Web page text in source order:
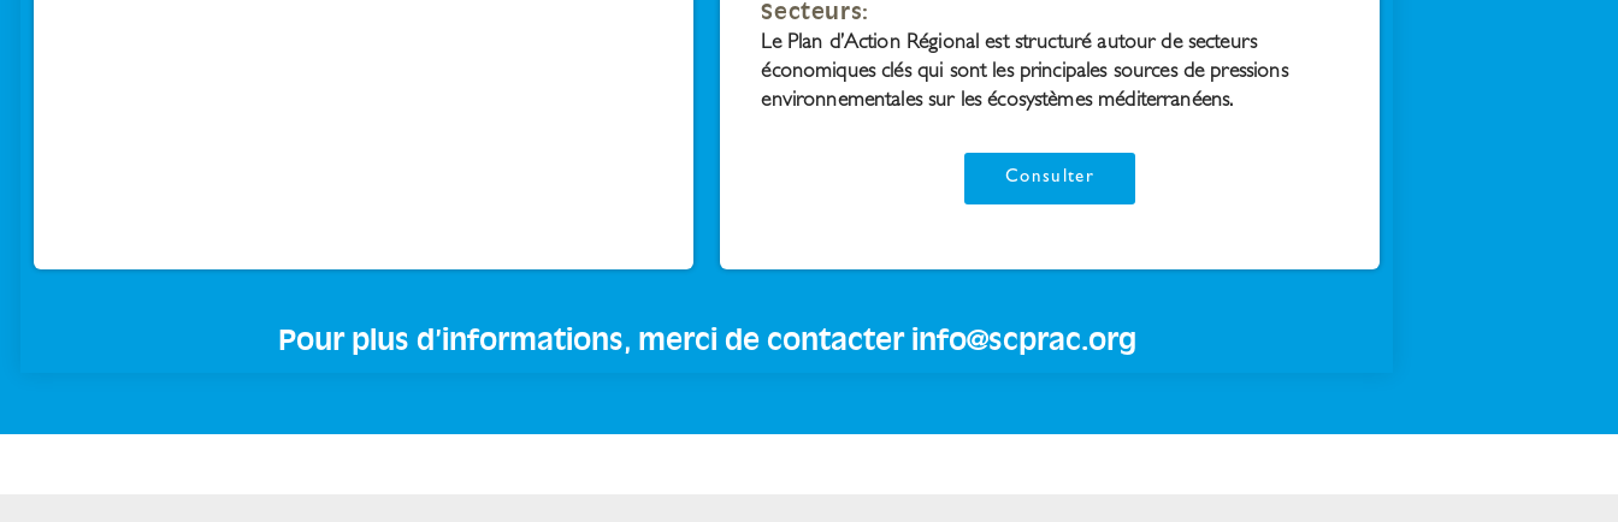
Secteurs:
Le Plan d’Action Régional est structuré autour de secteurs
économiques clés qui sont les principales sources de pressions
environnementales sur les écosystèmes méditerranéens.
Consulter
Pour plus d’informations, merci de contacter info@scprac.org